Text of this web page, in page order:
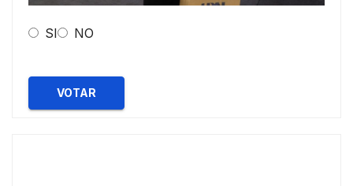
SI NO
VOTAR